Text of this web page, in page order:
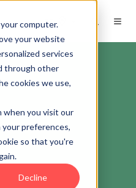
computer.
your website
services
through other
cookies we use,
when you visit our
preferences,
so that you're
Decline
ES